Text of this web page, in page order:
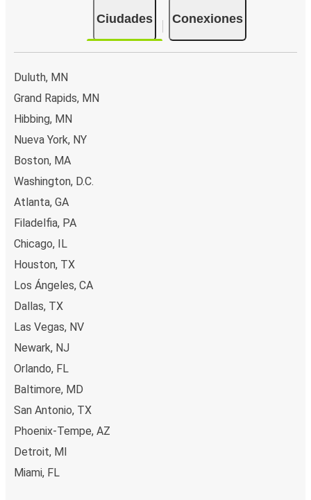
Ciudades Conexiones
Duluth, MN
Grand Rapids, MN
Hibbing, MN
Nueva York, NY
Boston, MA
Washington, D.C.
Atlanta, GA
Filadelfia, PA
Chicago, IL
Houston, TX
Los Ángeles, CA
Dallas, TX
Las Vegas, NV
Newark, NJ
Orlando, FL
Baltimore, MD
San Antonio, TX
Phoenix-Tempe, AZ
Detroit, MI
Miami, FL